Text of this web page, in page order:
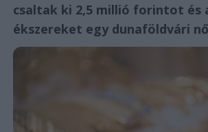
csaltak ki 2,5 millió forintot és
ékszereket egy dunaföldvári